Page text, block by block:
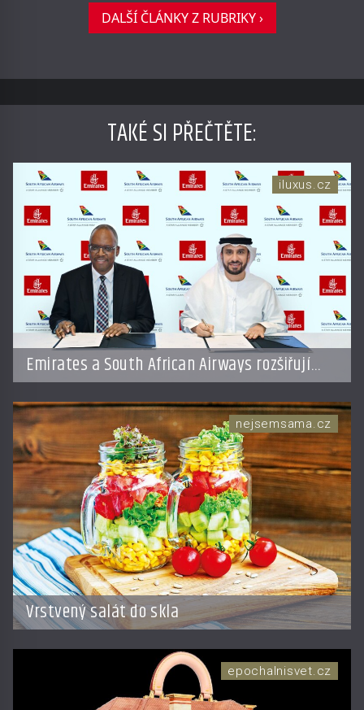
DALŠÍ ČLÁNKY Z RUBRIKY ›
TAKÉ SI PŘEČTĚTE:
Emirates a South African Airways rozšiřují
partnerství. Cestujícím nově zpřístupní
dalších devět destinací v jižní a střední Africe
iluxus.cz
Vrstvený salát do skla
nejsemsama.cz
epochalnisvet.cz